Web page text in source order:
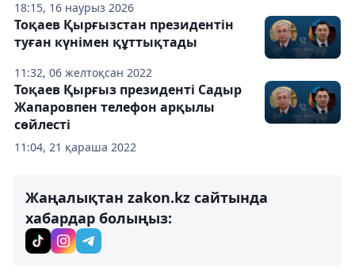
18:15, 16 наурыз 2026
11:32, 06 желтоқсан 2022
Тоқаев Қырғызстан президентін
туған күнімен құттықтады
11:04, 21 қараша 2022
Тоқаев Қырғыз президенті Садыр
Жапаровпен телефон арқылы
сөйлесті
Жаңалықтан zakon.kz сайтында
хабардар болыңыз: